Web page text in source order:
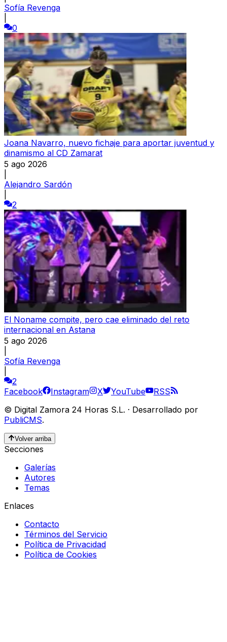
Sofía Revenga
0
Joana Navarro, nuevo fichaje para aportar juventud y
dinamismo al CD Zamarat
5 ago 2026
Alejandro Sardón
2
El Noname compite, pero cae eliminado del reto
internacional en Astana
5 ago 2026
Sofía Revenga
2
Facebook
Instagram X YouTube
RSS
© Digital Zamora 24 Horas S.L. · Desarrollado por
PubliCMS.
Volver arriba
Secciones
Galerías
Autores
Temas
Enlaces
Contacto
Términos del Servicio
Política de Privacidad
Política de Cookies